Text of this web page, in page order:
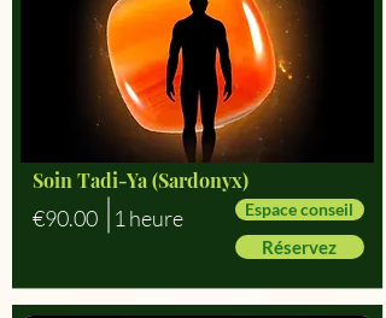
Soin Tadi-Ya (Sardonyx)
€90.00 1 heure Espace conseil
Réservez